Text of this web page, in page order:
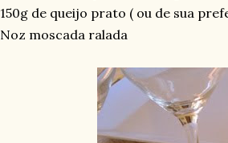
150g de queijo prato ( ou de sua
Noz moscada ralada